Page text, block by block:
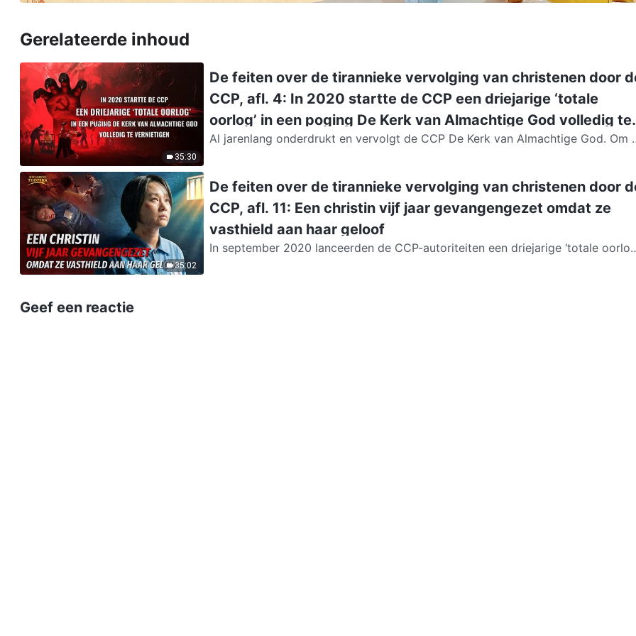
Gerelateerde inhoud
35:30
De feiten over de tirannieke vervolging van christenen door
CCP, afl. 4: In 2020 startte de CCP een driejarige ‘totale
oorlog’ in een poging De Kerk van Almachtige God volledig te
vernietigen.
Al jarenlang onderdrukt en vervolgt de CCP De Kerk van Almachtige God. Om
35:02
De feiten over de tirannieke vervolging van christenen door
CCP, afl. 11: Een christin vijf jaar gevangengezet omdat ze
vasthield aan haar geloof
In september 2020 lanceerden de CCP-autoriteiten een driejarige ‘totale
Geef een reactie